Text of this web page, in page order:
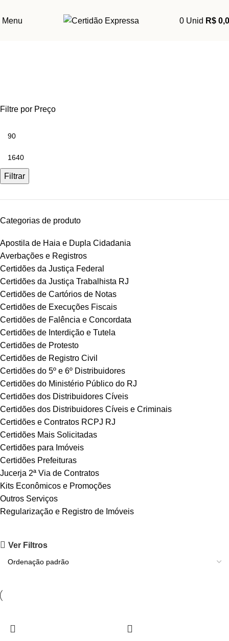
Menu 0 Unid R$
Filtre por Preço
Filtrar
Categorias de produto
Apostila de Haia e Dupla Cidadania
Averbações e Registros
Certidões da Justiça Federal
Certidões da Justiça Trabalhista RJ
Certidões de Cartórios de Notas
Certidões de Execuções Fiscais
Certidões de Falência e Concordata
Certidões de Interdição e Tutela
Certidões de Protesto
Certidões de Registro Civil
Certidões do 5º e 6º Distribuidores
Certidões do Ministério Público do RJ
Certidões dos Distribuidores Cíveis
Certidões dos Distribuidores Cíveis e Criminais
Certidões e Contratos RCPJ RJ
Certidões Mais Solicitadas
Certidões para Imóveis
Certidões Prefeituras
Jucerja 2ª Via de Contratos
Kits Econômicos e Promoções
Outros Serviços
Regularização e Registro de Imóveis
Ver Filtros